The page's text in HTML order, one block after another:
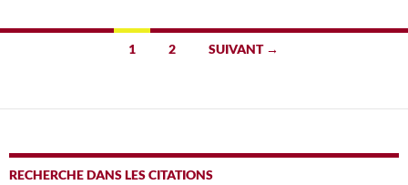
articles
1 2 SUIVANT →
RECHERCHE DANS LES CITATIONS